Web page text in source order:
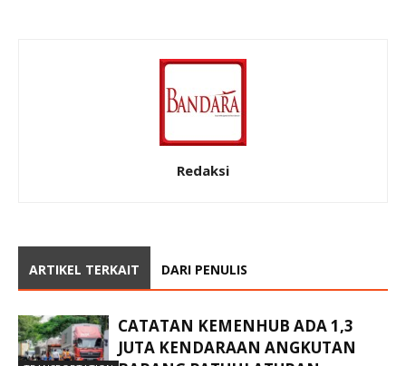
Redaksi
ARTIKEL TERKAIT DARI PENULIS
CATATAN KEMENHUB ADA 1,3
JUTA KENDARAAN ANGKUTAN